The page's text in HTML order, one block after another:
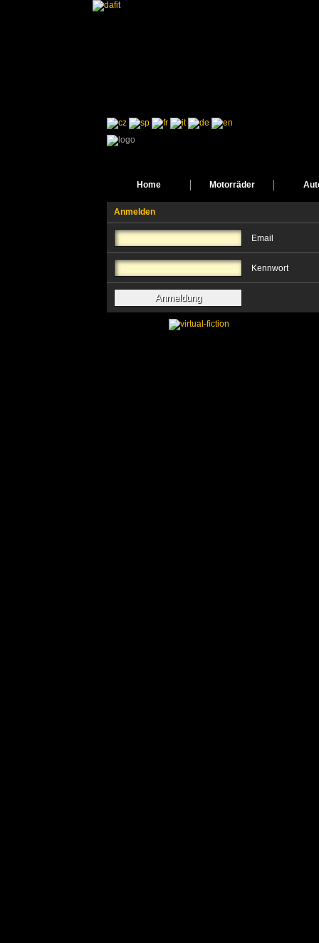
Home Motorräder
Anmelden
Email
Kennwort